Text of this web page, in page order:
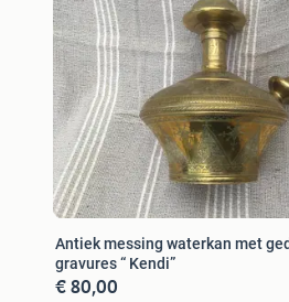
Antiek messing waterkan met
gravures “ Kendi”
€ 80,00